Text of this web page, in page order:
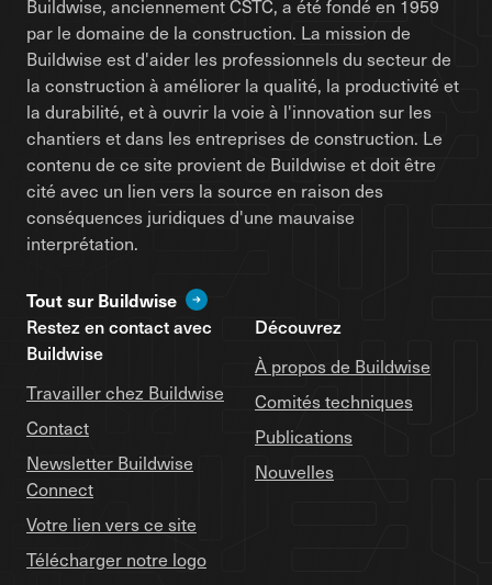
Buildwise, anciennement CSTC, a été fondé en 1959
par le domaine de la construction. La mission de
Buildwise est d'aider les professionnels du secteur de
la construction à améliorer la qualité, la productivité et
la durabilité, et à ouvrir la voie à l'innovation sur les
chantiers et dans les entreprises de construction. Le
contenu de ce site provient de Buildwise et doit être
cité avec un lien vers la source en raison des
conséquences juridiques d'une mauvaise
interprétation.
Tout sur Buildwise
Restez en contact avec
Buildwise
Travailler chez Buildwise
Contact
Newsletter Buildwise
Connect
Votre lien vers ce site
Télécharger notre logo
Découvrez
À propos de Buildwise
Comités techniques
Publications
Nouvelles